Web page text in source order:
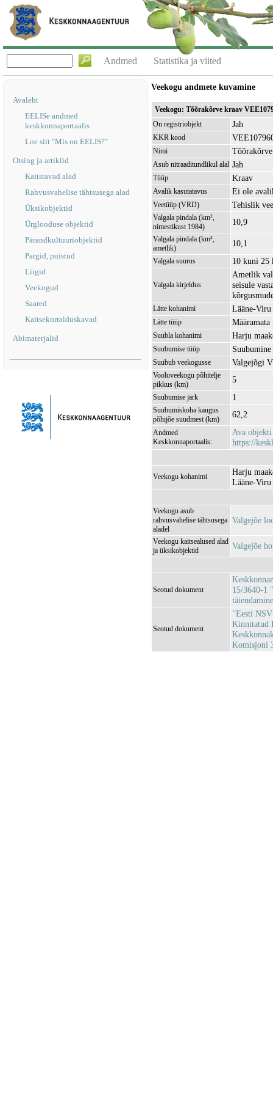
Andmed Statistika ja viited
Avaleht
EELISe andmed
keskkonnaportaalis
Loe siit "Mis on EELIS?"
Otsing ja artiklid
Kaitstavad alad
Rahvusvahelise tähtsusega alad
Üksikobjektid
Ürglooduse objektid
Pärandkultuuriobjektid
Pargid, puistud
Liigid
Veekogud
Saared
Kaitsekorralduskavad
Abimaterjalid
Veekogu andmete kuvamine
Veekogu: Tõõrakõrve kraav
On registriobjekt
Jah
KKR kood
Nimi
Asub nitraaditundlikul alal Jah
Tüüp Kraav
Avalik kasutatavus Ei ole
Veetüüp (VRD) Tehislik
Valgala pindala (km²,
nimestikust 1984)
10,9
Valgala pindala (km²,
ametlik)
10,1
Valgala suurus 10 kuni 25
Valgala kirjeldus
Ametlik
seisule
Lätte kohanimi Lääne-
Lätte tüüp Määramata
Suubla kohanimi Harju
Suubumise tüüp
Suubub veekogusse Valgejõgi
Vooluveekogu põhitelje
pikkus (km)
5
Suubumise järk 1
Suubumiskoha kaugus
põhijõe suudmest (km)
62,2
Andmed
Keskkonnaportaalis:
Ava objekti
https://
Veekogu kohanimi
Harju
Lääne-
Veekogu asub
rahvusvahelise tähtsusega
aladel
Valgejõe
Veekogu kaitsealused alad
ja üksikobjektid
Valgejõe
Seotud dokument
15/3640-1
Seotud dokument
"Eesti
Kinnitatud
Komisjoni